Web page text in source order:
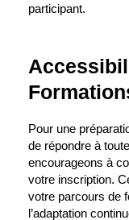
participant.
Pour une
de répondre à
encourageons à
votre inscription.
votre parcours de
l’adaptation